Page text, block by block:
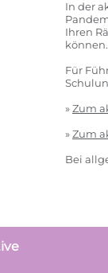
In der
Ihren
können.
Für
» Zum
» Zum
Bei